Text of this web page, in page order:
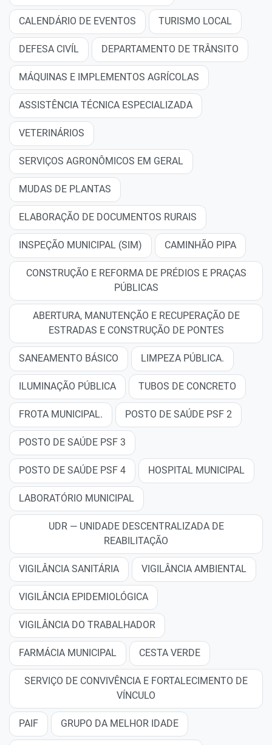
CALENDÁRIO DE EVENTOS TURISMO LOCAL
DEFESA CIVÍL DEPARTAMENTO DE TRÂNSITO
MÁQUINAS E IMPLEMENTOS AGRÍCOLAS
ASSISTÊNCIA TÉCNICA ESPECIALIZADA
VETERINÁRIOS
SERVIÇOS AGRONÔMICOS EM GERAL
MUDAS DE PLANTAS
ELABORAÇÃO DE DOCUMENTOS RURAIS
INSPEÇÃO MUNICIPAL (SIM) CAMINHÃO PIPA
CONSTRUÇÃO E REFORMA DE PRÉDIOS E PRAÇAS
PÚBLICAS
ABERTURA, MANUTENÇÃO E RECUPERAÇÃO DE
ESTRADAS E CONSTRUÇÃO DE PONTES
SANEAMENTO BÁSICO LIMPEZA PÚBLICA.
ILUMINAÇÃO PÚBLICA TUBOS DE CONCRETO
FROTA MUNICIPAL. POSTO DE SAÚDE PSF 2
POSTO DE SAÚDE PSF 3
POSTO DE SAÚDE PSF 4 HOSPITAL MUNICIPAL
LABORATÓRIO MUNICIPAL
UDR — UNIDADE DESCENTRALIZADA DE
REABILITAÇÃO
VIGILÂNCIA SANITÁRIA VIGILÂNCIA AMBIENTAL
VIGILÂNCIA EPIDEMIOLÓGICA
VIGILÂNCIA DO TRABALHADOR
FARMÁCIA MUNICIPAL CESTA VERDE
SERVIÇO DE CONVIVÊNCIA E FORTALECIMENTO DE
VÍNCULO
PAIF GRUPO DA MELHOR IDADE